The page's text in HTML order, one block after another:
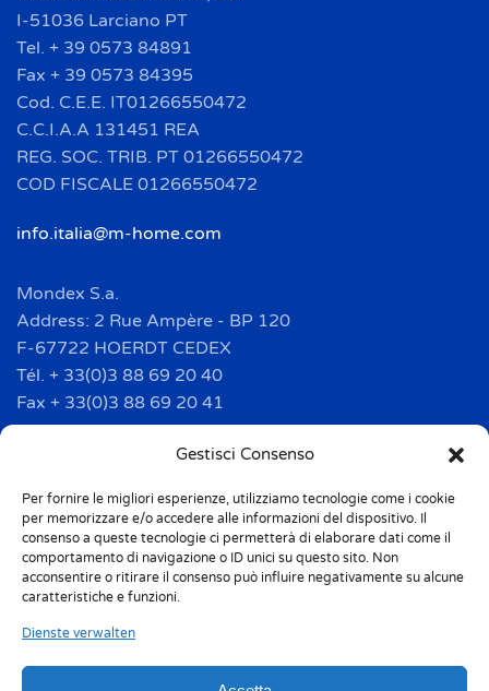
Gestisci Consenso
Per fornire le migliori esperienze, utilizziamo tecnologie come i cookie
per memorizzare e/o accedere alle informazioni del dispositivo. Il
consenso a queste tecnologie ci permetterà di elaborare dati come il
comportamento di navigazione o ID unici su questo sito. Non
acconsentire o ritirare il consenso può influire negativamente su alcune
caratteristiche e funzioni.
Dienste verwalten
I-51036 Larciano PT
Tel. + 39 0573 84891
Fax + 39 0573 84395
Cod. C.E.E. IT01266550472
C.C.I.A.A 131451 REA
REG. SOC. TRIB. PT 01266550472
COD FISCALE 01266550472
info.italia@m-home.com
Mondex S.a.
Address: 2 Rue Ampère - BP 120
F-67722 HOERDT CEDEX
Tél. + 33(0)3 88 69 20 40
Fax + 33(0)3 88 69 20 41
info.france@m-home.com
Mondex Menaje España S.a.
Address: Ctra de Girona, km. 101.5
E-17160 Angles (Girona)
Tel. + 34 9 72 42 32 50
info.spain@m-home.com